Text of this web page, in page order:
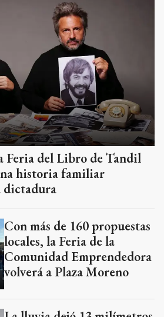
Feria del Libro de Tandil
historia familiar
dictadura
Con más de 160 propuestas
locales, la Feria de la
Comunidad Emprendedora
volverá a Plaza Moreno